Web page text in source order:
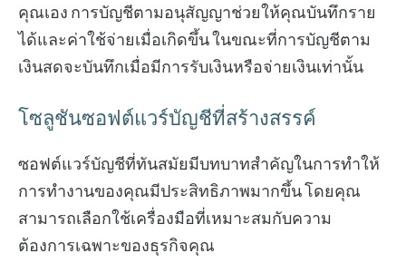
คุณเอง การบัญชีตามอนุสัญญาช่วยให้คุณบันทึกราย
ได้และค่าใช้จ่ายเมื่อเกิดขึ้น ในขณะที่การบัญชีตาม
เงินสดจะบันทึกเมื่อมีการรับเงินหรือจ่ายเงินเท่านั้น
โซลูชันซอฟต์แวร์บัญชีที่สร้างสรรค์
ซอฟต์แวร์บัญชีที่ทันสมัยมีบทบาทสำคัญในการทำให้
การทำงานของคุณมีประสิทธิภาพมากขึ้น โดยคุณ
สามารถเลือกใช้เครื่องมือที่เหมาะสมกับความ
ต้องการเฉพาะของธุรกิจคุณ